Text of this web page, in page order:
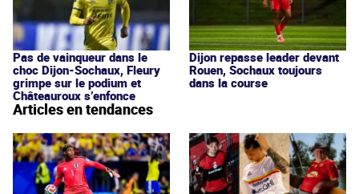
Pas de vainqueur dans le
choc Dijon-Sochaux, Fleury
grimpe sur le podium et
Châteauroux s’enfonce
Dijon repasse leader devant
Rouen, Sochaux toujours
dans la course
Articles en tendances